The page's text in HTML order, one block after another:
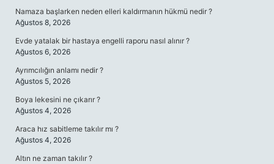
Namaza başlarken neden elleri kaldırmanın hükmü nedir ?
Ağustos 8, 2026
Evde yatalak bir hastaya engelli raporu nasıl alınır ?
Ağustos 6, 2026
Ayrımcılığın anlamı nedir ?
Ağustos 5, 2026
Boya lekesini ne çıkarır ?
Ağustos 4, 2026
Araca hız sabitleme takılır mı ?
Ağustos 4, 2026
Altın ne zaman takılır ?